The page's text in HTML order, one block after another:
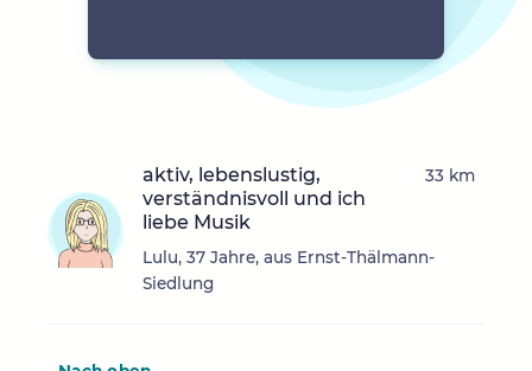
aktiv, lebenslustig,
verständnisvoll und ich
liebe Musik
Lulu, 37 Jahre, aus Ernst-Thälmann-
Siedlung
33 km